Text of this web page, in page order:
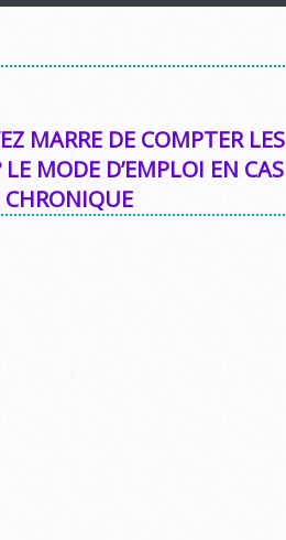
MARRE DE COMPTER LES
MODE D’EMPLOI EN CAS
CHRONIQUE